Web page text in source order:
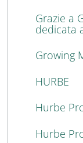
Grazie a
dedicata
Growing
HURBE
Hurbe
Hurbe